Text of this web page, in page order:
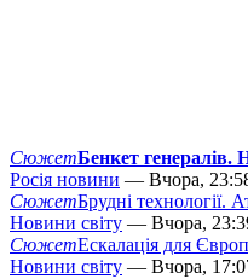
СюжетБенкет генералів.
Росія новини — Вчора,
СюжетБрудні технології.
Новини світу — Вчора,
СюжетЕскалація для
Новини світу — Вчора,